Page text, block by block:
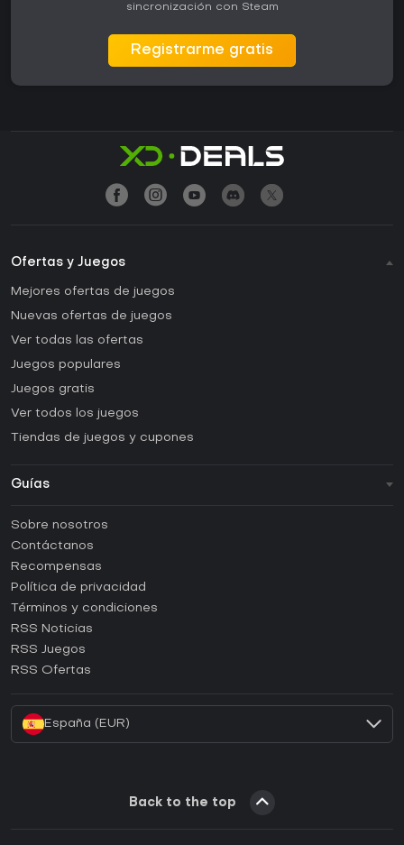
sincronización con Steam
Registrarme gratis
Ofertas y Juegos
Mejores ofertas de juegos
Nuevas ofertas de juegos
Ver todas las ofertas
Juegos populares
Juegos gratis
Ver todos los juegos
Tiendas de juegos y cupones
Guías
¿Cómo activar una CD Key de Steam?
¿Cómo activar una CD Key de Epic Games?
¿Cómo activar una CD Key de GOG?
¿Cómo activar una CD Key de Ubisoft Connect?
¿Cómo activar una CD Key de EA App?
Sobre nosotros
Contáctanos
Recompensas
Política de privacidad
Términos y condiciones
RSS Noticias
RSS Juegos
RSS Ofertas
España (EUR)
Back to the top